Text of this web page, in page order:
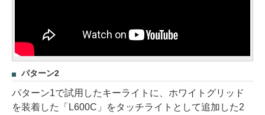
パターン2
パターン1で試用したキーライトに、ホワイトグリッド
を装着した「L600C」をタッチライトとして追加した2